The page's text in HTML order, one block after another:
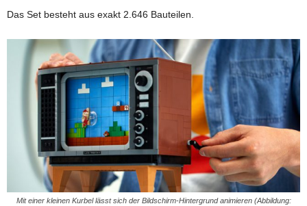
Das Set besteht aus exakt 2.646 Bauteilen.
Mit einer kleinen Kurbel lässt sich der Bildschirm-Hintergrund animieren (Abbildung: